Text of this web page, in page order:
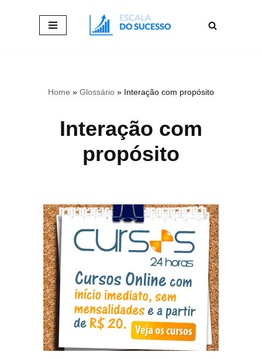
Home » Glossário » Interação com propósito
Interação com
propósito